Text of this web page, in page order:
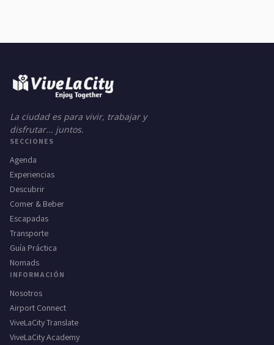
La ciudad es para vivir, trabajar y
disfrutar... juntos.
SECCIONES
Agenda
Experiencias
Descubrir
Comer & Beber
Escapadas
Transporte
Guía Práctica
Nomads
INFORMACIÓN
Nosotros
Airport Connect
ViveLaCity Translate
ViveLaCity Academy